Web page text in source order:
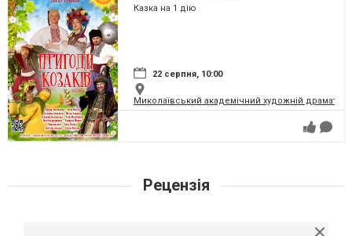
Казка на 1 дію
22 серпня, 10:00
Миколаївський академічний художній
Рецензія